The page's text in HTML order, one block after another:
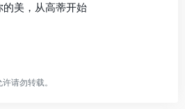
的美，从高蒂开始
请勿转载。